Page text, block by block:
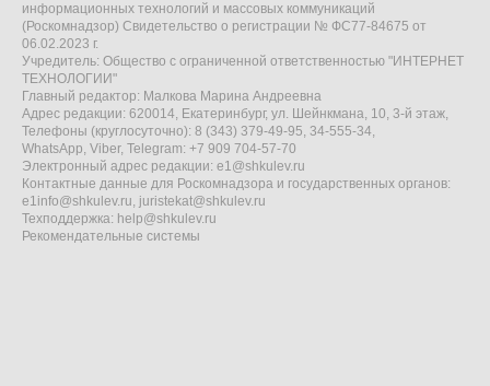
информационных технологий и массовых коммуникаций
(Роскомнадзор) Свидетельство о регистрации № ФС77-84675 от
06.02.2023 г.
Учредитель: Общество с ограниченной ответственностью "ИНТЕРНЕТ
ТЕХНОЛОГИИ"
Главный редактор: Малкова Марина Андреевна
Адрес редакции: 620014, Екатеринбург, ул. Шейнкмана, 10, 3-й этаж,
Телефоны (круглосуточно): 8 (343) 379-49-95, 34-555-34,
WhatsApp, Viber, Telegram: +7 909 704-57-70
Электронный адрес редакции: e1@shkulev.ru
Контактные данные для Роскомнадзора и государственных органов:
e1info@shkulev.ru, juristekat@shkulev.ru
Техподдержка: help@shkulev.ru
Рекомендательные системы